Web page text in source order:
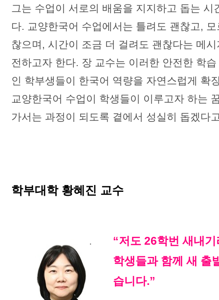
그는 수업이 서로의 배움을 지지하고 돕는 시
다. 교양한국어 수업에서는 틀려도 괜찮고,
찮으며, 시간이 조금 더 걸려도 괜찮다는 메
전하고자 한다. 장 교수는 이러한 안전한 학
인 학부생들이 한국어 역량을 자연스럽게 확
교양한국어 수업이 학생들이 이루고자 하는
가서는 과정이 되도록 곁에서 성실히 돕겠다
학부대학 황혜진 교수
“저도 26학번 새내
학생들과 함께 새 출
습니다.”